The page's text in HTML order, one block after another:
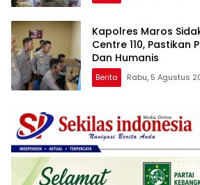
Kapolres Maros
Centre 110, Pastikan
Dan Humanis
Berita Rabu, 5 Agustus